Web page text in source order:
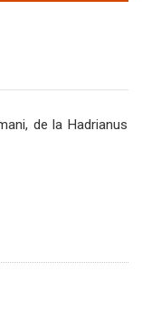
de la Hadrianus